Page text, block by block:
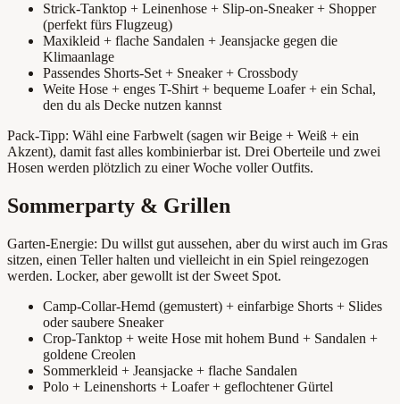
Strick-Tanktop + Leinenhose + Slip-on-Sneaker + Shopper
(perfekt fürs Flugzeug)
Maxikleid + flache Sandalen + Jeansjacke gegen die
Klimaanlage
Passendes Shorts-Set + Sneaker + Crossbody
Weite Hose + enges T-Shirt + bequeme Loafer + ein Schal,
den du als Decke nutzen kannst
Pack-Tipp: Wähl eine Farbwelt (sagen wir Beige + Weiß + ein
Akzent), damit fast alles kombinierbar ist. Drei Oberteile und zwei
Hosen werden plötzlich zu einer Woche voller Outfits.
Sommerparty & Grillen
Garten-Energie: Du willst gut aussehen, aber du wirst auch im Gras
sitzen, einen Teller halten und vielleicht in ein Spiel reingezogen
werden. Locker, aber gewollt ist der Sweet Spot.
Camp-Collar-Hemd (gemustert) + einfarbige Shorts + Slides
oder saubere Sneaker
Crop-Tanktop + weite Hose mit hohem Bund + Sandalen +
goldene Creolen
Sommerkleid + Jeansjacke + flache Sandalen
Polo + Leinenshorts + Loafer + geflochtener Gürtel